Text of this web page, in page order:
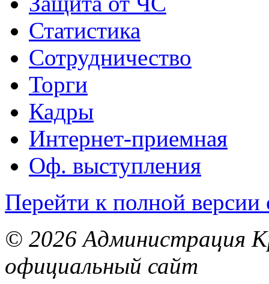
Статистика
Сотрудничество
Торги
Кадры
Интернет-приемная
Оф. выступления
Перейти к полной версии
© 2026 Администрация
официальный сайт